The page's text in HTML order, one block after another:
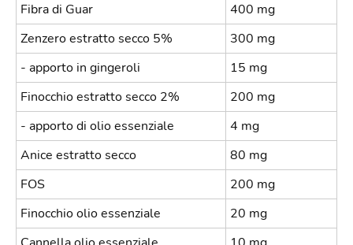
Fibra di Guar
400 mg
Zenzero estratto secco 5%
300 mg
- apporto in gingeroli
15 mg
Finocchio estratto secco 2%
200 mg
- apporto di olio essenziale
4 mg
Anice estratto secco
80 mg
FOS
200 mg
Finocchio olio essenziale
20 mg